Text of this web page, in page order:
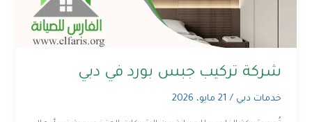
شركة تركيب جبس بورد في دبي
خدمات دبي / 21 مايو، 2026